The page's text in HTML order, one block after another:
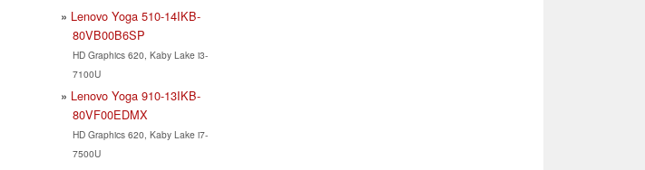
Lenovo Yoga 510-14IKB-
80VB00B6SP
HD Graphics 620, Kaby Lake i3-
7100U
Lenovo Yoga 910-13IKB-
80VF00EDMX
HD Graphics 620, Kaby Lake i7-
7500U